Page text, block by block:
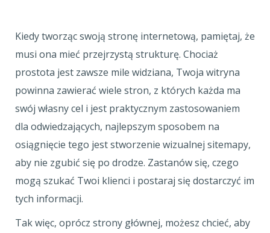
Kiedy tworząc swoją stronę internetową, pamiętaj, że
musi ona mieć przejrzystą strukturę. Chociaż
prostota jest zawsze mile widziana, Twoja witryna
powinna zawierać wiele stron, z których każda ma
swój własny cel i jest praktycznym zastosowaniem
dla odwiedzających, najlepszym sposobem na
osiągnięcie tego jest stworzenie wizualnej sitemapy,
aby nie zgubić się po drodze. Zastanów się, czego
mogą szukać Twoi klienci i postaraj się dostarczyć im
tych informacji.
Tak więc, oprócz strony głównej, możesz chcieć, aby